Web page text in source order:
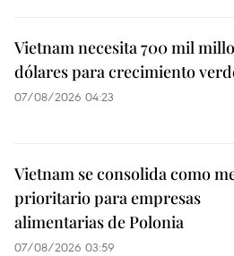
Vietnam necesita 700 mil
dólares para crecimiento
07/08/2026 04:23
Vietnam se consolida como
prioritario para empresas
alimentarias de Polonia
07/08/2026 03:59